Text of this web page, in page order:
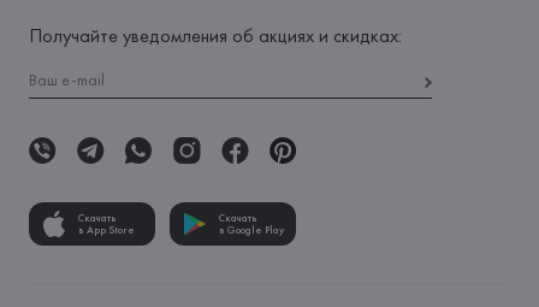
Получайте уведомления об акциях и скидках:
Скачать
в App Store
Скачать
в Google Play